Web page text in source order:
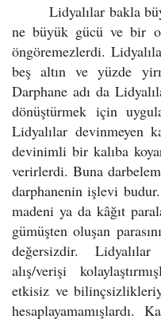
Lidyalılar bakla
ne büyük gücü ve bir o
öngöremezlerdi.
beş altın ve yüzde
Darphane adı da
dönüştürmek için
Lidyalılar devinmeyen
devinimli bir kalıba
verirlerdi. Buna
darphanenin işlevi
madeni ya da kâğıt
gümüşten oluşan
değersizdir.
alış/verişi
etkisiz ve
hesaplayamamışlardı.